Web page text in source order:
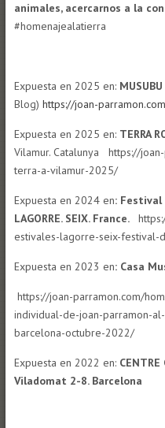
animales, acercarnos a la
#homenajealatierra
Expuesta en 2025 en:
Blog) https://joan-
Expuesta en 2025 en: TERRA
Vilamur. Catalunya https://
terra-a-vilamur-2025/
Expuesta en 2024 en: Festival
LAGORRE. SEIX. France.
estivales-lagorre-seix-festival-
Expuesta en 2023 en: Casa
https://joan-parramon.com/
individual-de-joan-parramon-
barcelona-octubre-2022/
Expuesta en 2022 en: CENTRE
Viladomat 2-8. Barcelona